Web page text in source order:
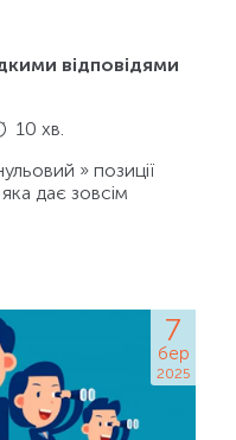
відповідями
10 хв.
» позиції
яка дає зовсім
7
бер
2025